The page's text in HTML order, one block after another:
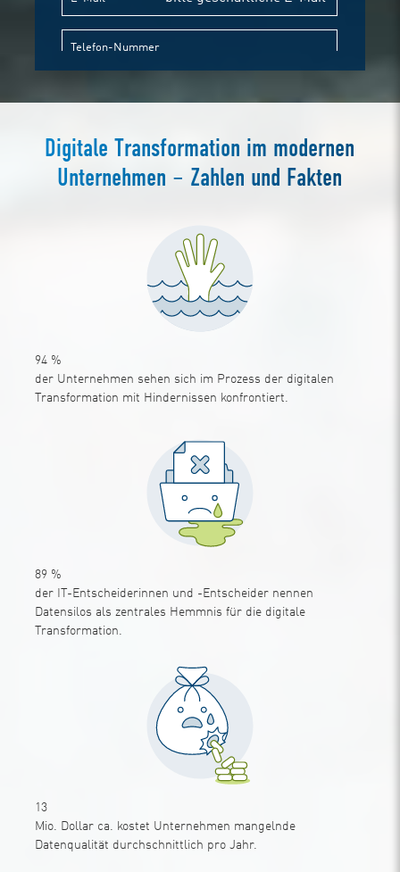
Digitale Transformation im modernen
Unternehmen – Zahlen und Fakten
94 %
der Unternehmen sehen sich im Prozess der digitalen
Transformation mit Hindernissen konfrontiert.
89 %
der IT-Entscheiderinnen und -Entscheider nennen
Datensilos als zentrales Hemmnis für die digitale
Transformation.
13
Mio. Dollar ca. kostet Unternehmen mangelnde
Datenqualität durchschnittlich pro Jahr.